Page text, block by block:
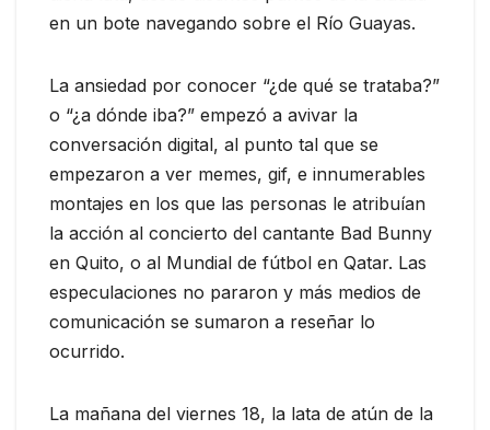
en un bote navegando sobre el Río Guayas.
La ansiedad por conocer “¿de qué se trataba?”
o “¿a dónde iba?” empezó a avivar la
conversación digital, al punto tal que se
empezaron a ver memes, gif, e innumerables
montajes en los que las personas le atribuían
la acción al concierto del cantante Bad Bunny
en Quito, o al Mundial de fútbol en Qatar. Las
especulaciones no pararon y más medios de
comunicación se sumaron a reseñar lo
ocurrido.
La mañana del viernes 18, la lata de atún de la